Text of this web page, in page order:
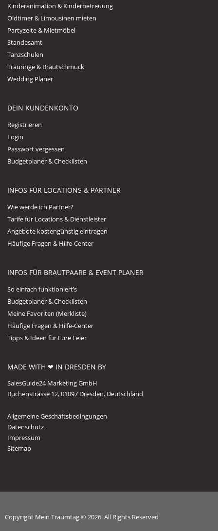
Kinderanimation & Kinderbetreuung
Oldtimer & Limousinen mieten
Partyzelte & Mietmöbel
Standesamt
Tanzschulen
Trauringe & Brautschmuck
Wedding Planer
DEIN KUNDENKONTO
Registrieren
Login
Passwort vergessen
Budgetplaner & Checklisten
INFOS FÜR LOCATIONS & PARTNER
Wie werde ich Partner?
Tarife für Locations & Dienstleister
Angebote kostengünstig eintragen
Häufige Fragen & Hilfe-Center
INFOS FÜR BRAUTPAARE & EVENT PLANER
So einfach funktioniert’s
Budgetplaner & Checklisten
Meine Favoriten (Merkliste)
Häufige Fragen & Hilfe-Center
Tipps & Ideen für Eure Feier
MADE WITH ❤ IN DRESDEN BY
SalesGuide24 Marketing GmbH
Buchenstrasse 12, 01097 Dresden, Deutschland
Allgemeine Geschäftsbedingungen
Datenschutz
Impressum
Sitemap
Copyright Mein Traumtag © 2026. All Rights Reserved